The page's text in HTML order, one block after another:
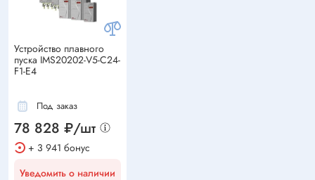
Устройство плавного
пуска IMS20202-V5-C24-
F1-E4
Под заказ
78 828 ₽/шт
+ 3 941 бонус
Уведомить о наличии